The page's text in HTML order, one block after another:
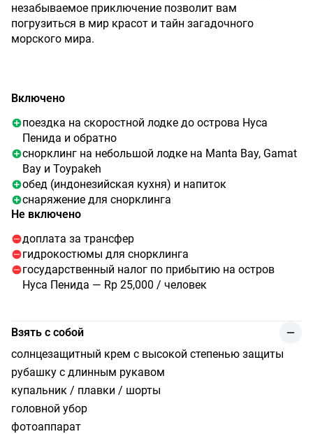
незабываемое приключение позволит вам
погрузиться в мир красот и тайн загадочного
морского мира.
Включено
поездка на скоростной лодке до острова Hуса
Пенида и обратно
снорклинг на небольшой лодке на Manta Bay, Gamat
Bay и Toypakeh
обед (индонезийская кухня) и напиток
снаряжение для снорклинга
Не включено
доплата за трансфер
гидрокостюмы для снорклинга
государственный налог по прибытию на остров
Нуса Пенида — Rp 25,000 / человек
Взять с собой
солнцезащитный крем с высокой степенью защиты
рубашку с длинным рукавом
купальник / плавки / шорты
головной убор
фотоаппарат